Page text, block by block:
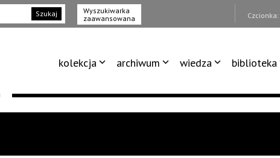
Szukaj
Wyszukiwarka
zaawansowana
Czcionka:
kolekcja archiwum wiedza biblioteka